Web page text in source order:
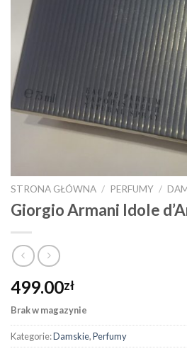
STRONA GŁÓWNA / PERFUMY /
Giorgio Armani Idole
499.00zł
Brak w magazynie
Kategorie:Damskie,Perfumy